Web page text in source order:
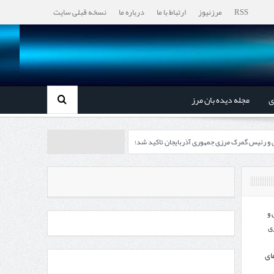
RSS مرزنیوز ارتباط با ما درباره ما نسخه قبلی سایت
مجله دیده بان مرز
و رئیس گمرک مرزی جمهوری آذربایجان تاکید شد؛
ایران و جمهوری آذربایجان ضرورت دارد
گردشگری و صنایع دستی از استاندار اردبیل
اردبیل و مدیرعامل بانک سینا محقق شد؛
و